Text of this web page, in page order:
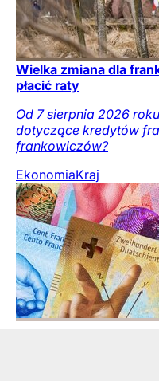
Wielka zmiana dla
płacić raty
Od 7 sierpnia 2026
dotyczące kredytów
frankowiczów?
EkonomiaKraj